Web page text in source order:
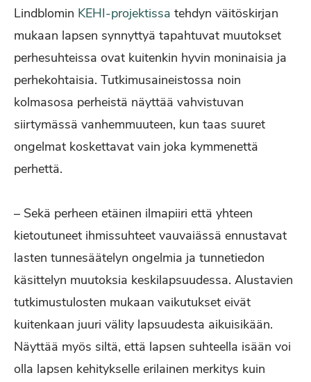
Lindblomin KEHI-projektissa tehdyn väitöskirjan
mukaan lapsen synnyttyä tapahtuvat muutokset
perhesuhteissa ovat kuitenkin hyvin moninaisia ja
perhekohtaisia. Tutkimusaineistossa noin
kolmasosa perheistä näyttää vahvistuvan
siirtymässä vanhemmuuteen, kun taas suuret
ongelmat koskettavat vain joka kymmenettä
perhettä.
– Sekä perheen etäinen ilmapiiri että yhteen
kietoutuneet ihmissuhteet vauvaiässä ennustavat
lasten tunnesäätelyn ongelmia ja tunnetiedon
käsittelyn muutoksia keskilapsuudessa. Alustavien
tutkimustulosten mukaan vaikutukset eivät
kuitenkaan juuri välity lapsuudesta aikuisikään.
Näyttää myös siltä, että lapsen suhteella isään voi
olla lapsen kehitykselle erilainen merkitys kuin